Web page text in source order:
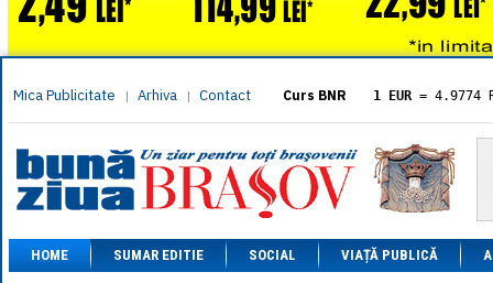
Mica Publicitate | Arhiva | Contact Curs BNR 1 EUR = 4.9774
= 5.8304
1 XAU= 464.4611
1 AED= 1.1933
1 AUD= 2.7957
1 BGN= 2.5449
1 CAD= 3.1559
1 CHF= 5.2813
HOME SUMAR EDITIE SOCIAL VIAȚĂ PUBLICĂ